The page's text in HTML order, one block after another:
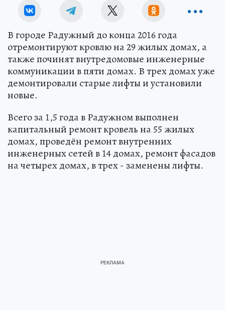
В городе Радужный до конца 2016 года
отремонтируют кровлю на 29 жилых домах, а
также починят внутредомовые инженерные
коммуникации в пяти домах. В трех домах уже
демонтировали старые лифты и установили
новые.
Всего за 1,5 года в Радужном выполнен
капитальный ремонт кровель на 55 жилых
домах, проведён ремонт внутренних
инженерных сетей в 14 домах, ремонт фасадов
на четырех домах, в трех - заменены лифты.